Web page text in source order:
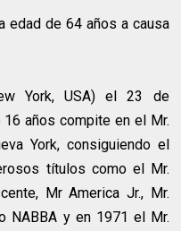
edad de 64 años a causa
York, USA) el 23 de
años compite en el Mr.
York, consiguiendo el
títulos como el Mr.
Mr America Jr., Mr.
NABBA y en 1971 el Mr.